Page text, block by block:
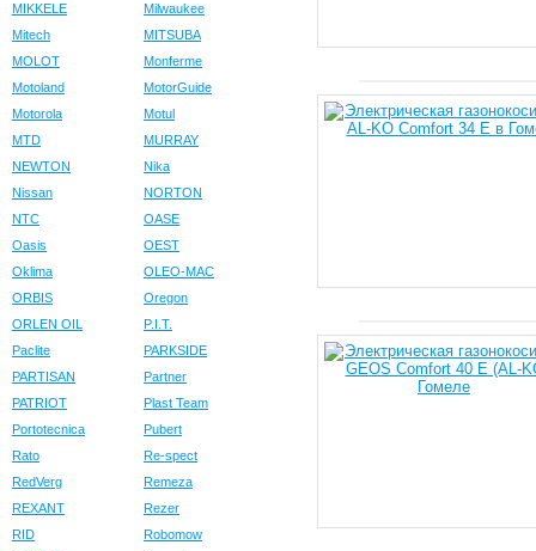
MIKKELE
Milwaukee
Mitech
MITSUBA
MOLOT
Monferme
Motoland
MotorGuide
Motorola
Motul
MTD
MURRAY
NEWTON
Nika
Nissan
NORTON
NTC
OASE
Oasis
OEST
Oklima
OLEO-MAC
ORBIS
Oregon
ORLEN OIL
P.I.T.
Paclite
PARKSIDE
PARTISAN
Partner
PATRIOT
Plast Team
Portotecnica
Pubert
Rato
Re-spect
RedVerg
Remeza
REXANT
Rezer
RID
Robomow